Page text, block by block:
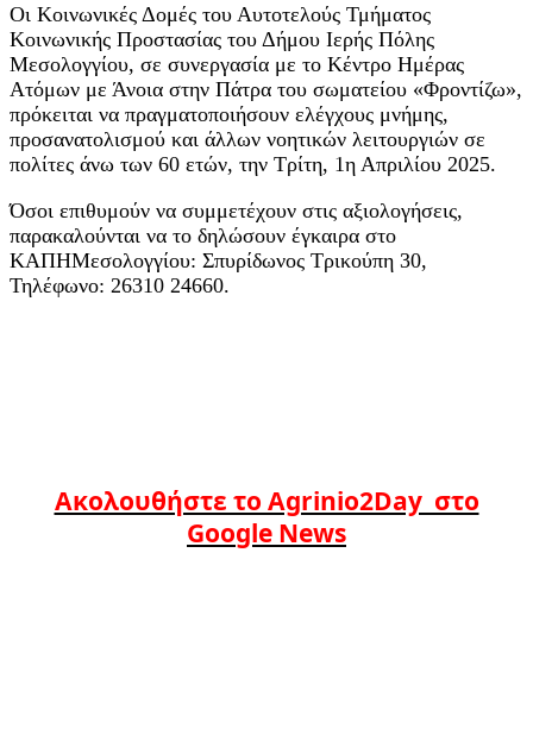
Οι Κοινωνικές Δομές του Αυτοτελούς Τμήματος
Κοινωνικής Προστασίας του Δήμου Ιερής Πόλης
Μεσολογγίου, σε συνεργασία με το Κέντρο Ημέρας
Ατόμων με Άνοια στην Πάτρα του σωματείου «Φροντίζω»,
πρόκειται να πραγματοποιήσουν ελέγχους μνήμης,
προσανατολισμού και άλλων νοητικών λειτουργιών σε
πολίτες άνω των 60 ετών, την Τρίτη, 1η Απριλίου 2025.
Όσοι επιθυμούν να συμμετέχουν στις αξιολογήσεις,
παρακαλούνται να το δηλώσουν έγκαιρα στο
ΚΑΠΗΜεσολογγίου: Σπυρίδωνος Τρικούπη 30,
Τηλέφωνο: 26310 24660.
Ακολουθήστε το Agrinio2Day στο
Google News